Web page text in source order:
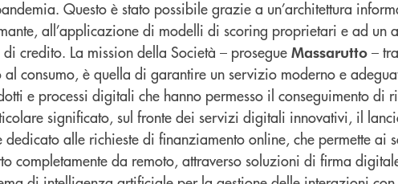
Questo è stato possibile grazie a un’architettura
all’applicazione di modelli di scoring proprietari e ad un
credito. La mission della Società – prosegue Massarutto –
al consumo, è quella di garantire un servizio moderno e
e processi digitali che hanno permesso il conseguimento di
significato, sul fronte dei servizi digitali innovativi, il
dedicato alle richieste di finanziamento online, che permette ai
completamente da remoto, attraverso soluzioni di firma